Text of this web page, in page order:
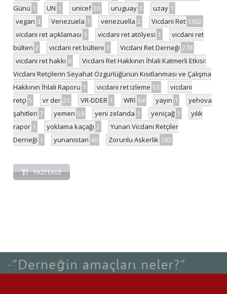
Günü 1 UN 1 unicef 26 uruguay 1 uzay 1
vegan 3 Venezuela 1 venezuella 2 Vicdani Ret 1302
vicdani ret açıklaması 1 vicdani ret atölyesi 1
vicdani ret
bülten 2 vicdani ret bülteni 7 Vicdani Ret Derneği 278
vicdani ret hakkı 8
Vicdani Ret Hakkının İhlali Katmerli Etkisi:
Vicdani Retçilerin Seyahat Özgürlüğünün Kısıtlanması ve Çalışma
Hakkının İhlali Raporu 1 vicdani ret izleme 53
vicdani
retçi 5 vr der 21 VR-DDER 1 WRİ 64 yayın 1
yehova
şahitleri 7 yemen 59 yeni zelanda 1 yeniçağ 1
yılık
rapor 1 yoklama kaçağı 2
Yunan Vicdani Retçiler
Derneği 1 yunanistan 40 Zorunlu Askerlik 183
YAZI EKLE